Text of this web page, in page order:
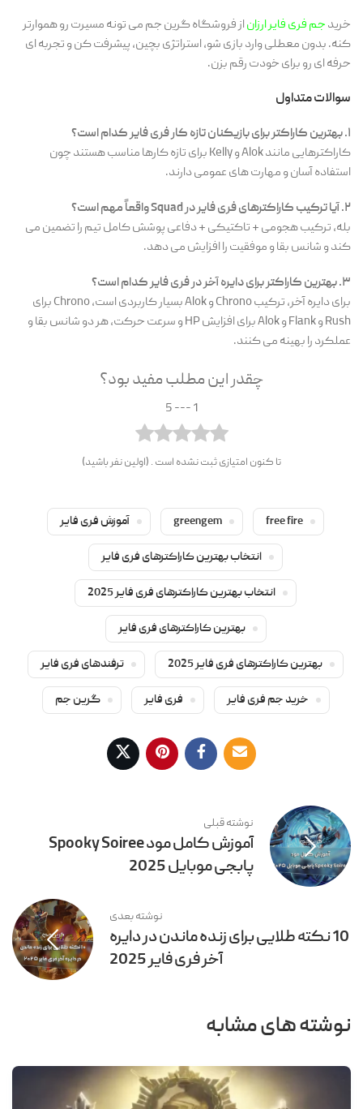
خریدجم فری فایر ارزاناز فروشگاه گرین جم می ‌تونه مسیرت رو هموارتر
کنه. بدون معطلی وارد بازی شو، استراتژی بچین، پیشرفت کن و تجربه ‌ای
حرفه ای رو برای خودت رقم بزن.
سوالات متداول
۱. بهترین کاراکتر برای بازیکنان تازه کار فری فایر کدام است؟
کاراکترهایی مانند Alok و Kelly برای تازه کارها مناسب هستند چون
استفاده آسان و مهارت های عمومی دارند.
۲. آیا ترکیب کاراکترهای فری فایر در Squad واقعاً مهم است؟
بله، ترکیب هجومی + تاکتیکی + دفاعی پوشش کامل تیم را تضمین می
کند و شانس بقا و موفقیت را افزایش می دهد.
۳. بهترین کاراکتر برای دایره آخر در فری فایر کدام است؟
برای دایره آخر، ترکیب Chrono و Alok بسیار کاربردی است، Chrono برای
Rush و Flank و Alok برای افزایش HP و سرعت حرکت، هر دو شانس بقا و
عملکرد را بهینه می کنند.
چقدر این مطلب مفید بود؟
1 --- 5
تا کنون امتیازی ثبت نشده است . (اولین نفر باشید)
free fire
greengem آموزش فری فایر
انتخاب بهترین کاراکترهای فری فایر
انتخاب بهترین کاراکترهای فری فایر 2025
بهترین کاراکترهای فری فایر
بهترین کاراکترهای فری فایر 2025 ترفندهای فری فایر
خرید جم فری فایر فری فایر گرین جم
نوشته قبلی
آموزش کامل مود Spooky Soiree
پابجی موبایل 2025
نوشته بعدی
10 نکته طلایی برای زنده ماندن در دایره
آخر فری فایر 2025
نوشته های مشابه